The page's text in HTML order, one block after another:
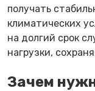
получать
климатических
на долгий срок
нагрузки,
Зачем